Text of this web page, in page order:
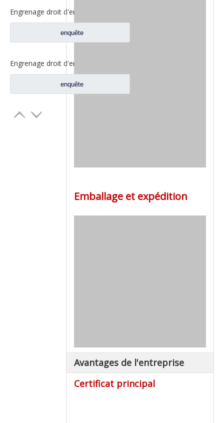
enquête
enquête
Emballage et expédition
Avantages de l'entreprise
Certificat principal